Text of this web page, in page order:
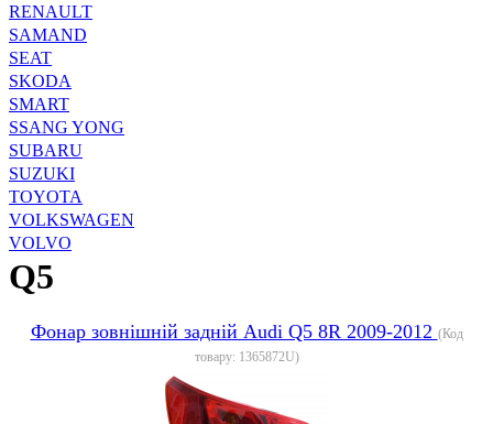
RENAULT
SAMAND
SEAT
SKODA
SMART
SSANG YONG
SUBARU
SUZUKI
TOYOTA
VOLKSWAGEN
VOLVO
Q5
Фонар зовнішній задній Audi Q5 8R 2009-2012 (Код
товару: 1365872U)